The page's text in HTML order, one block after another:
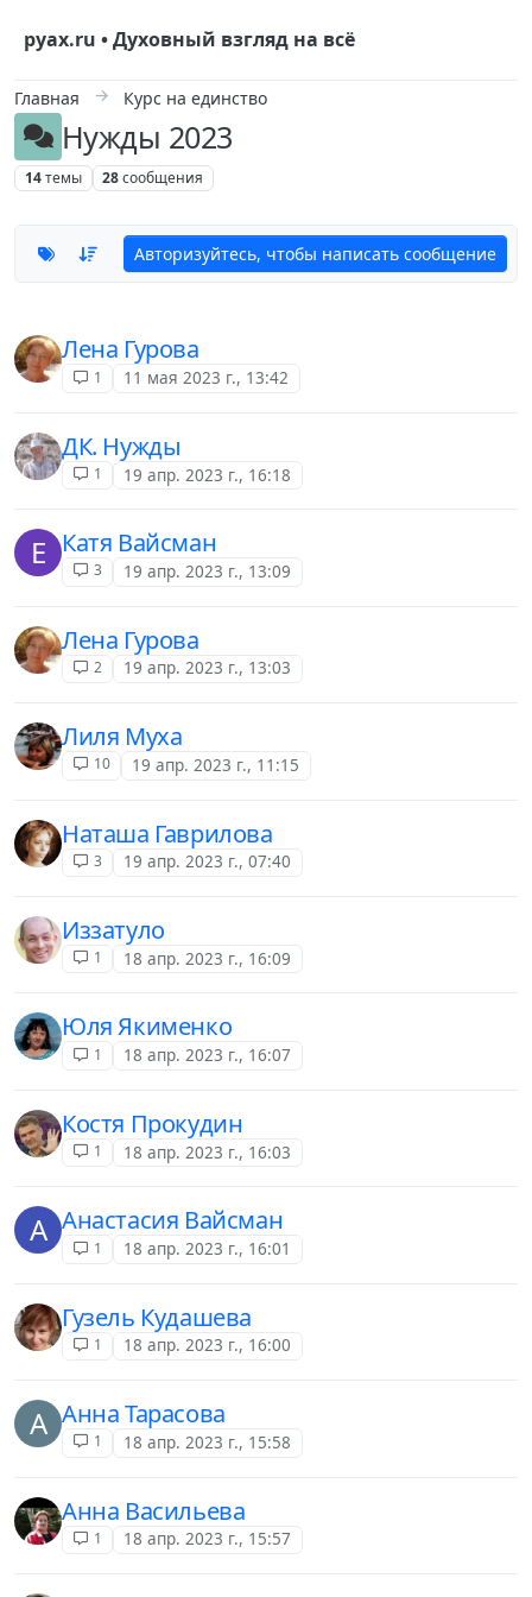
руах.ru • Духовный взгляд на всё
Главная Курс на единство
Нужды 2023
14темы 28сообщения
Авторизуйтесь, чтобы написать сообщение
Лена Гурова
1 11 мая 2023 г., 13:42
ДК. Нужды
1 19 апр. 2023 г., 16:18
Е Катя Вайсман
3 19 апр. 2023 г., 13:09
Лена Гурова
2 19 апр. 2023 г., 13:03
Лиля Муха
10 19 апр. 2023 г., 11:15
Наташа Гаврилова
3 19 апр. 2023 г., 07:40
Иззатуло
1 18 апр. 2023 г., 16:09
Юля Якименко
1 18 апр. 2023 г., 16:07
Костя Прокудин
1 18 апр. 2023 г., 16:03
А Анастасия Вайсман
1 18 апр. 2023 г., 16:01
Гузель Кудашева
1 18 апр. 2023 г., 16:00
А Анна Тарасова
1 18 апр. 2023 г., 15:58
Анна Васильева
1 18 апр. 2023 г., 15:57